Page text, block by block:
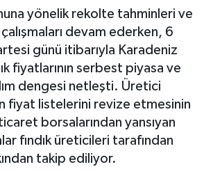
yönelik rekolte tahminleri ve
devam ederken, 6
günü itibarıyla Karadeniz
fiyatlarının serbest piyasa ve
dengesi netleşti. Üretici
fiyat listelerini revize etmesinin
borsalarından yansıyan
fındık üreticileri tarafından
takip ediliyor.